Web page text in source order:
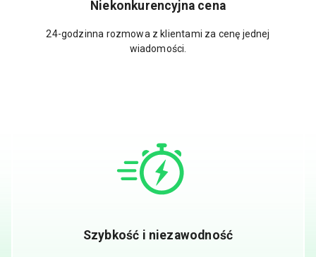
Niekonkurencyjna cena
24-godzinna rozmowa z klientami za cenę jednej
wiadomości.
Szybkość i niezawodność